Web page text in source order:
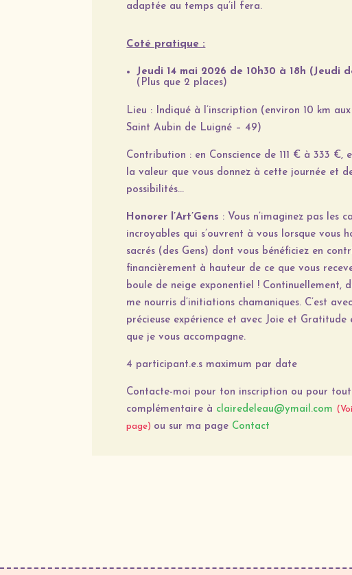
adaptée au temps qu’il fera.
Coté pratique :
Jeudi 14 mai 2026 de 10h30 à 18h (Jeudi
(Plus que 2 places)
Lieu : Indiqué à l’inscription (environ 10 km
Saint Aubin de Luigné – 49)
Contribution : en Conscience de 111 € à 333 €,
la valeur que vous donnez à cette journée et
possibilités…
Honorer l’Art’Gens : Vous n’imaginez pas les
incroyables qui s’ouvrent à vous lorsque vous
sacrés (des Gens) dont vous bénéficiez en
financièrement à hauteur de ce que vous
boule de neige exponentiel ! Continuellement,
me nourris d’initiations chamaniques. C’est
précieuse expérience et avec Joie et Gratitude
que je vous accompagne.
4 participant.e.s maximum par date
Contacte-moi pour ton inscription ou pour tout
complémentaire à clairedeleau@ymail.com
page) ou sur ma page Contact